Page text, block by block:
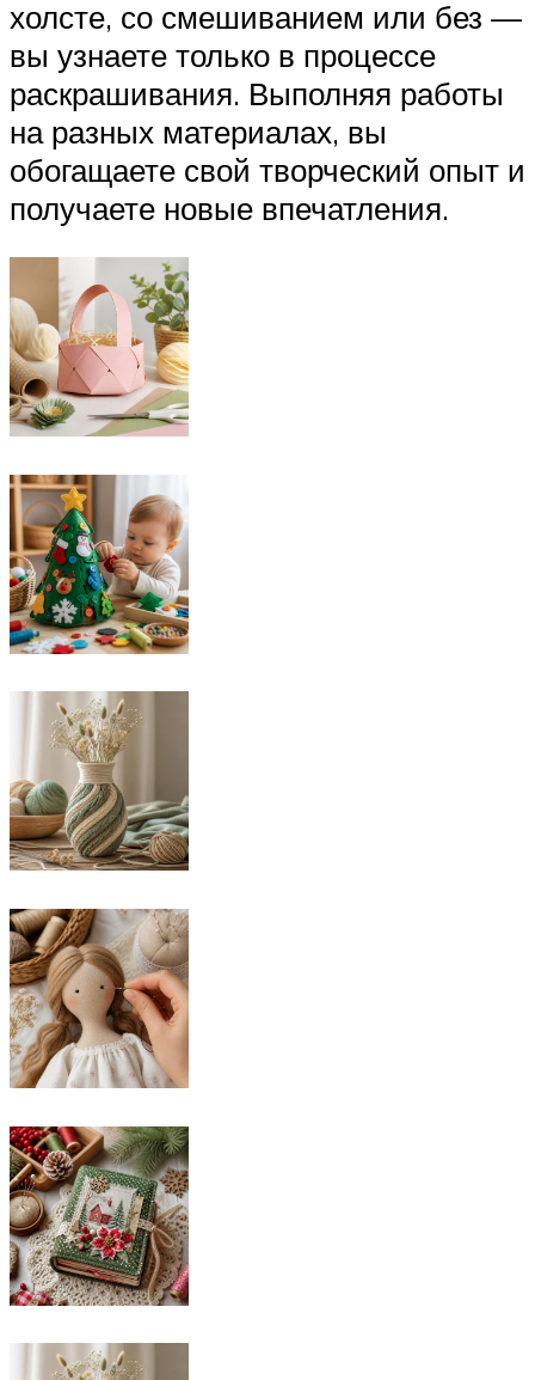
холсте, со смешиванием или без —
вы узнаете только в процессе
раскрашивания. Выполняя работы
на разных материалах, вы
обогащаете свой творческий опыт и
получаете новые впечатления.